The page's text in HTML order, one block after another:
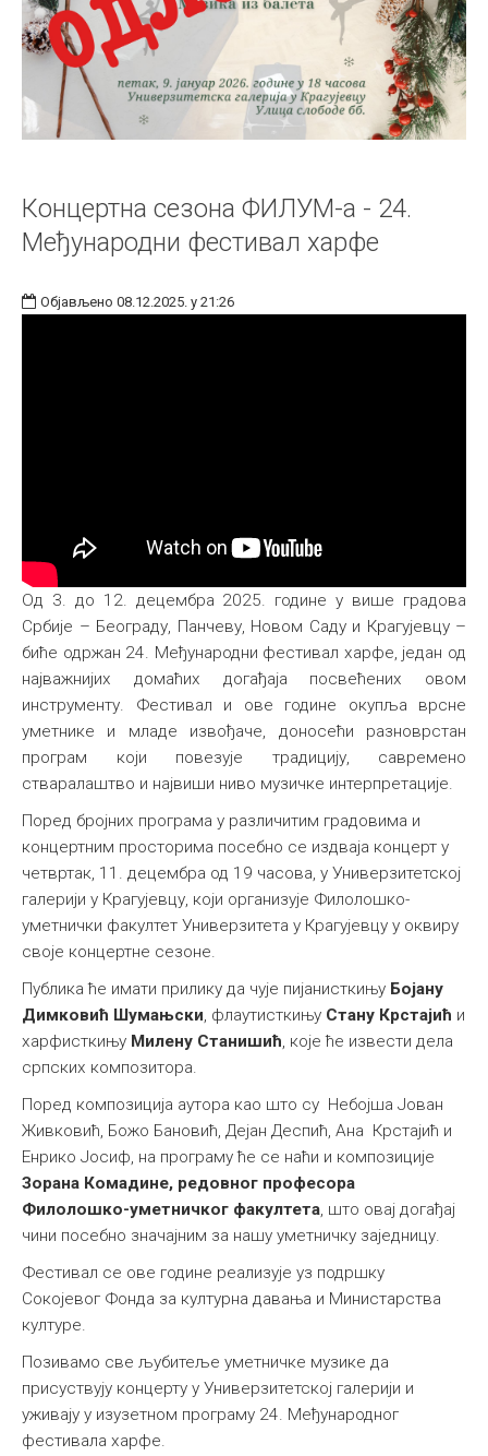
Концертна сезона ФИЛУМ-а - 24.
Међународни фестивал харфе
Објављено 08.12.2025. у 21:26
Од 3. до 12. децембра 2025. године у више градова
Србије – Београду, Панчеву, Новом Саду и Крагујевцу –
биће одржан 24. Међународни фестивал харфе, један од
најважнијих домаћих догађаја посвећених овом
инструменту. Фестивал и ове године окупља врсне
уметнике и младе извођаче, доносећи разноврстан
програм који повезује традицију, савремено
стваралаштво и највиши ниво музичке интерпретације.
Поред бројних програма у различитим градовима и
концертним просторима посебно се издваја концерт у
четвртак, 11. децембра од 19 часова, у Универзитетској
галерији у Крагујевцу, који организује Филолошко-
уметнички факултет Универзитета у Крагујевцу у оквиру
своје концертне сезоне.
Публика ће имати прилику да чује пијанисткињу Бојану
Димковић Шумањски, флаутисткињу Стану Крстајић и
харфисткињу Милену Станишић, које ће извести дела
српских композитора.
Поред композиција аутора као што су Небојша Јован
Живковић, Божо Бановић, Дејан Деспић, Ана Крстајић и
Енрико Јосиф, на програму ће се наћи и композиције
Зорана Комадине, редовног професора
Филолошко-уметничког факултета, што овај догађај
чини посебно значајним за нашу уметничку заједницу.
Фестивал се ове године реализује уз подршку
Сокојевог Фонда за културна давања и Министарства
културе.
Позивамо све љубитеље уметничке музике да
присуствују концерту у Универзитетској галерији и
уживају у изузетном програму 24. Међународног
фестивала харфе.